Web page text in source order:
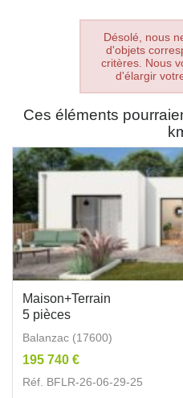
Désolé, nous
d'objets
critères. Nous
d'élargir
Ces éléments
Maison+Terrain
5 pièces
Balanzac (17600)
195 740 €
Réf. BFLR-26-06-29-25